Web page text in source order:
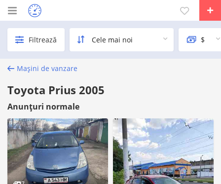
Filtrează
Mașini de vanzare
Toyota Prius 2005
Anunțuri normale